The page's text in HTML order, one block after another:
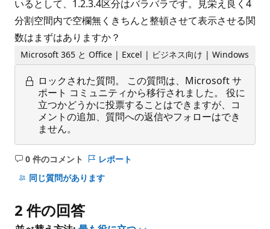
いるとして、1.2.3.4区分はバラバラです。見栄え良く4
分割空間内で空欄無くきちんと整頓させて表示させる関
数はまずはありますか？
Microsoft 365 と Office | Excel | ビジネス向け | Windows
ロックされた質問。
この質問は、Microsoft サ
ポート コミュニティから移行されました。 役に
立つかどうかに投票することはできますが、コ
メントの追加、質問への返信やフォローはでき
ません。
0 件のコメント
コ
メ
は
レポート
同じ質問があります
2 件の回答